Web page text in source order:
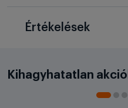
Értékelések
Kihagyhatatlan